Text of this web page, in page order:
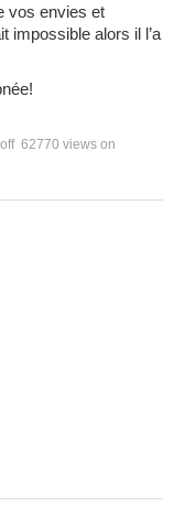
vos envies et
impossible alors il l’a
62770 views on